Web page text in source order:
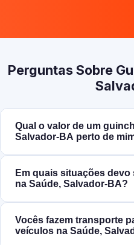
Perguntas Sobre
Qual o valor de um
Salvador‑BA perto de
Em quais situações
na Saúde, Salvador‑BA?
Vocês fazem transporte
veículos na Saúde,